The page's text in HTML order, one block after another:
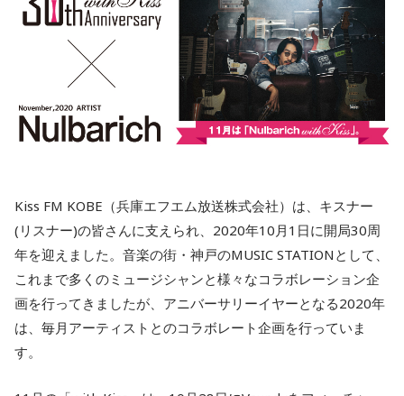
Kiss FM KOBE（兵庫エフエム放送株式会社）は、キスナー
(リスナー)の皆さんに支えられ、2020年10月1日に開局30周
年を迎えました。音楽の街・神戸のMUSIC STATIONとして、
これまで多くのミュージシャンと様々なコラボレーション企
画を行ってきましたが、アニバーサリーイヤーとなる2020年
は、毎月アーティストとのコラボレート企画を行っていま
す。